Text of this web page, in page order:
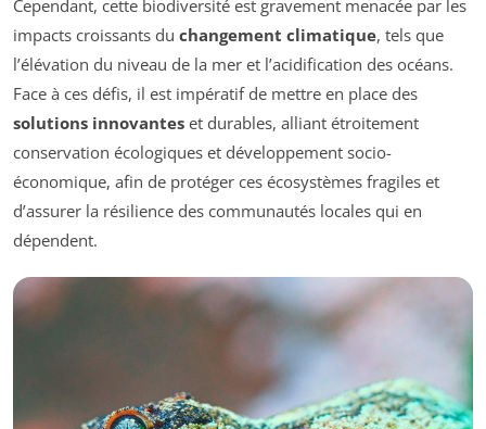
Cependant, cette biodiversité est gravement menacée par les
impacts croissants du changement climatique, tels que
l’élévation du niveau de la mer et l’acidification des océans.
Face à ces défis, il est impératif de mettre en place des
solutions innovantes et durables, alliant étroitement
conservation écologiques et développement socio-
économique, afin de protéger ces écosystèmes fragiles et
d’assurer la résilience des communautés locales qui en
dépendent.